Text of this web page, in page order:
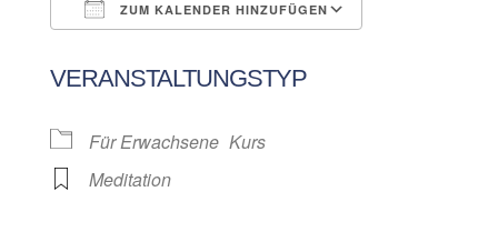
ZUM KALENDER HINZUFÜGEN
VERANSTALTUNGSTYP
Für Erwachsene Kurs
Meditation